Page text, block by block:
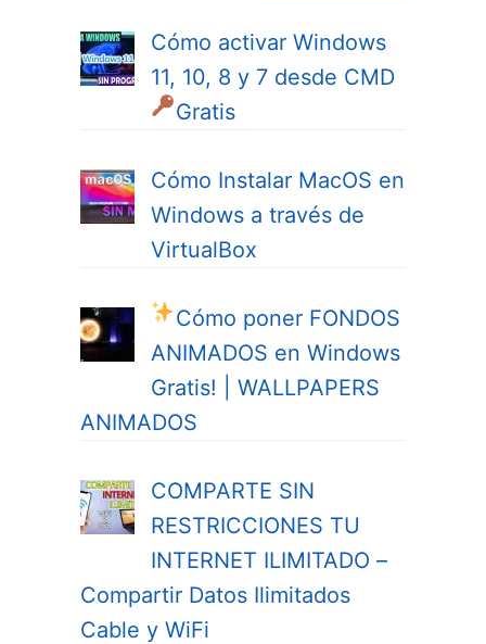
Cómo activar Windows
11, 10, 8 y 7 desde CMD
Gratis
Cómo Instalar MacOS en
Windows a través de
VirtualBox
Cómo poner FONDOS
ANIMADOS en Windows
Gratis! | WALLPAPERS
ANIMADOS
COMPARTE SIN
RESTRICCIONES TU
INTERNET ILIMITADO –
Compartir Datos Ilimitados
Cable y WiFi